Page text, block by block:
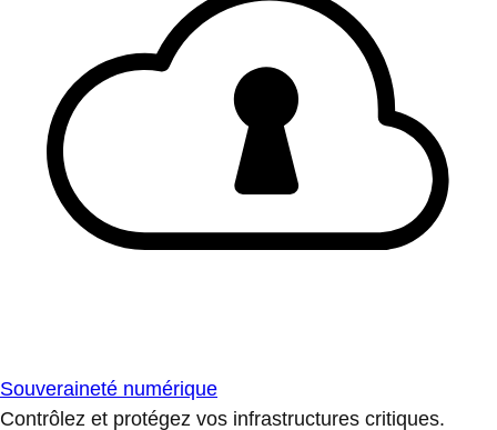
Souveraineté numérique
Contrôlez et protégez vos infrastructures critiques.